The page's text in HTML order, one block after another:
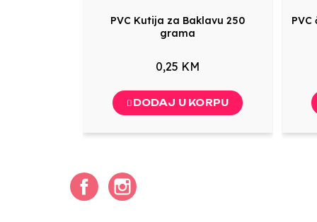
PVC Kutija za Baklavu 250
grama
0,25 KM
DODAJ U KORPU
Facebook